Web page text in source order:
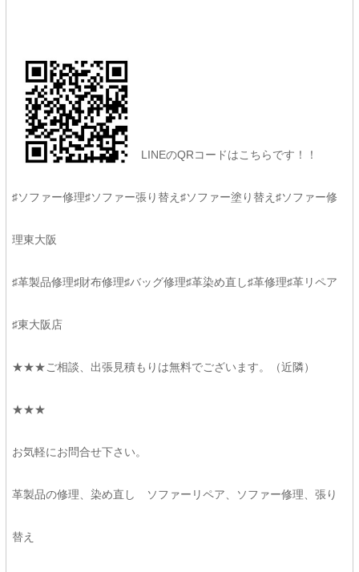
LINEのQRコードはこちらです！！
♯ソファー修理♯ソファー張り替え♯ソファー塗り替え♯ソファー修
理東大阪
♯革製品修理♯財布修理♯バッグ修理♯革染め直し♯革修理♯革リペア
♯東大阪店
★★★ご相談、出張見積もりは無料でございます。（近隣）
★★★
お気軽にお問合せ下さい。
革製品の修理、染め直し ソファーリペア、ソファー修理、張り
替え